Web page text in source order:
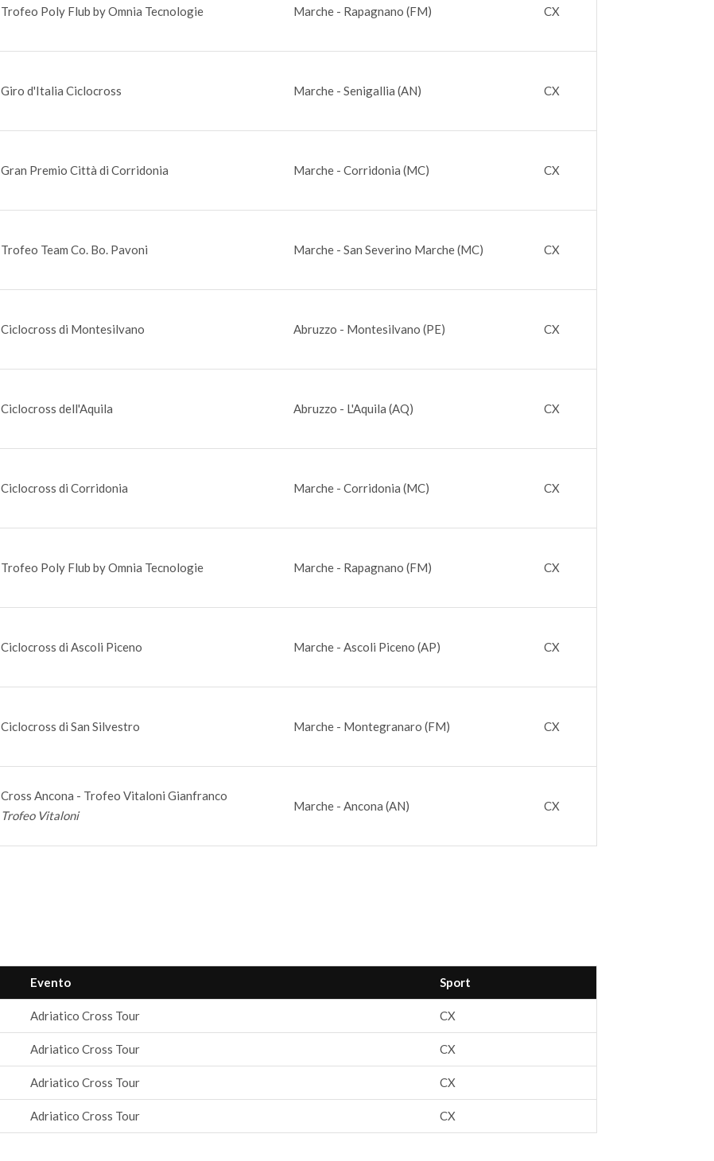
Trofeo Poly Flub by Omnia Tecnologie Marche - Rapagnano (FM) CX
Giro d'Italia Ciclocross Marche - Senigallia (AN) CX
Gran Premio Città di Corridonia Marche - Corridonia (MC) CX
Trofeo Team Co. Bo. Pavoni Marche - San Severino Marche (MC) CX
Ciclocross di Montesilvano Abruzzo - Montesilvano (PE) CX
Ciclocross dell'Aquila Abruzzo - L'Aquila (AQ) CX
Ciclocross di Corridonia Marche - Corridonia (MC) CX
Trofeo Poly Flub by Omnia Tecnologie Marche - Rapagnano (FM) CX
Ciclocross di Ascoli Piceno Marche - Ascoli Piceno (AP) CX
Ciclocross di San Silvestro Marche - Montegranaro (FM) CX
Cross Ancona - Trofeo Vitaloni Gianfranco
Trofeo Vitaloni
Marche - Ancona (AN) CX
Evento Sport
Adriatico Cross Tour CX
Adriatico Cross Tour CX
Adriatico Cross Tour CX
Adriatico Cross Tour CX